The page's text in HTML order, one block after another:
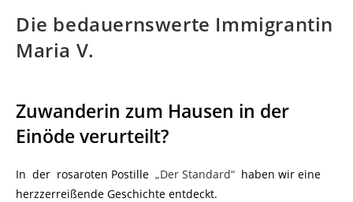
Die bedauernswerte Immigrantin
Maria V.
Zuwanderin zum Hausen in der
Einöde verurteilt?
In der rosaroten Postille „Der Standard“ haben wir eine
herzzerreißende Geschichte entdeckt.